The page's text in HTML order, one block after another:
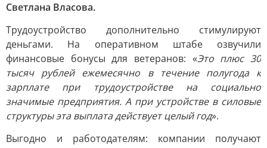
Светлана Власова.
Трудоустройство дополнительно стимулируют
деньгами. На оперативном штабе озвучили
финансовые бонусы для ветеранов: «Это плюс 30
тысяч рублей ежемесячно в течение полугода к
зарплате при трудоустройстве на социально
значимые предприятия. А при устройстве в силовые
структуры эта выплата действует целый год».
Выгодно и работодателям: компании получают